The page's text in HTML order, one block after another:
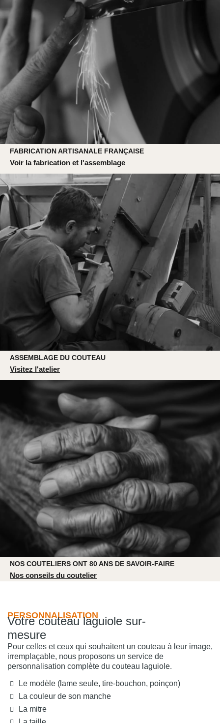
FABRICATION ARTISANALE FRANÇAISE
Voir la fabrication et l'assemblage
ASSEMBLAGE DU COUTEAU
Visitez l'atelier
NOS COUTELIERS ONT 80 ANS DE SAVOIR-FAIRE
Nos conseils du coutelier
PERSONNALISATION
Votre couteau laguiole sur-
mesure
Pour celles et ceux qui souhaitent un couteau à leur image,
irremplaçable, nous proposons un service de
personnalisation complète du couteau laguiole.
Le modèle (lame seule, tire-bouchon, poinçon)
La couleur de son manche
La mitre